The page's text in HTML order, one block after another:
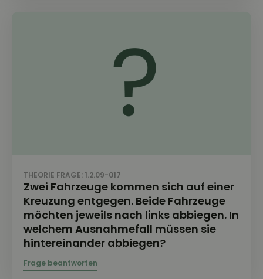
THEORIE FRAGE: 1.2.09-017
Zwei Fahrzeuge kommen sich auf einer
Kreuzung entgegen. Beide Fahrzeuge
möchten jeweils nach links abbiegen. In
welchem Ausnahmefall müssen sie
hintereinander abbiegen?